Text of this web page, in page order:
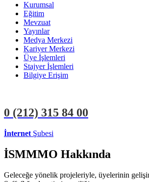
Kurumsal
Eğitim
Mevzuat
Yayınlar
Medya Merkezi
Kariyer Merkezi
Üye İşlemleri
Stajyer İşlemleri
Bilgiye Erişim
0 (212) 315 84 00
İnternet Şubesi
İSMMMO Hakkında
Geleceğe yönelik projeleriyle, üyelerinin